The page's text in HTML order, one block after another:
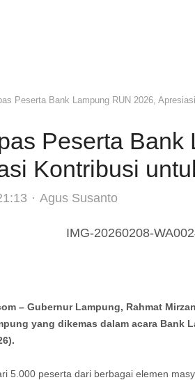
Peserta Bank Lampung RUN 2026,
Peserta Bank
Kontribusi
Author
Agus Susanto
– Gubernur Lampung, Rahmat
yang dikemas dalam acara Bank
5.000 peserta dari berbagai elemen